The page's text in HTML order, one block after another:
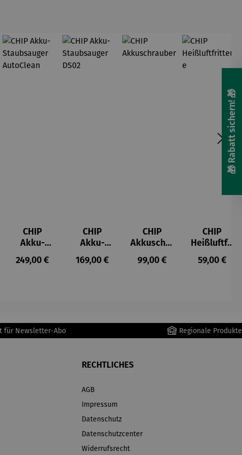
CHIP
Akku-
Staubsau
ger
Regulärer Preis:
249,00 €
CHIP
Akku-
Staubsau
ger DS02
Regulärer Preis:
169,00 €
CHIP
Akkuschra
uber
Regulärer Preis:
99,00 €
CHIP
Heißluftfri
tteuse
Regulärer
59,00 €
für Newsletter-Abo Regionale Produkte
RECHTLICHES
AGB
Impressum
Datenschutz
Datenschutzcenter
Widerrufsrecht
🎁 Rabatt sichern! 🎁